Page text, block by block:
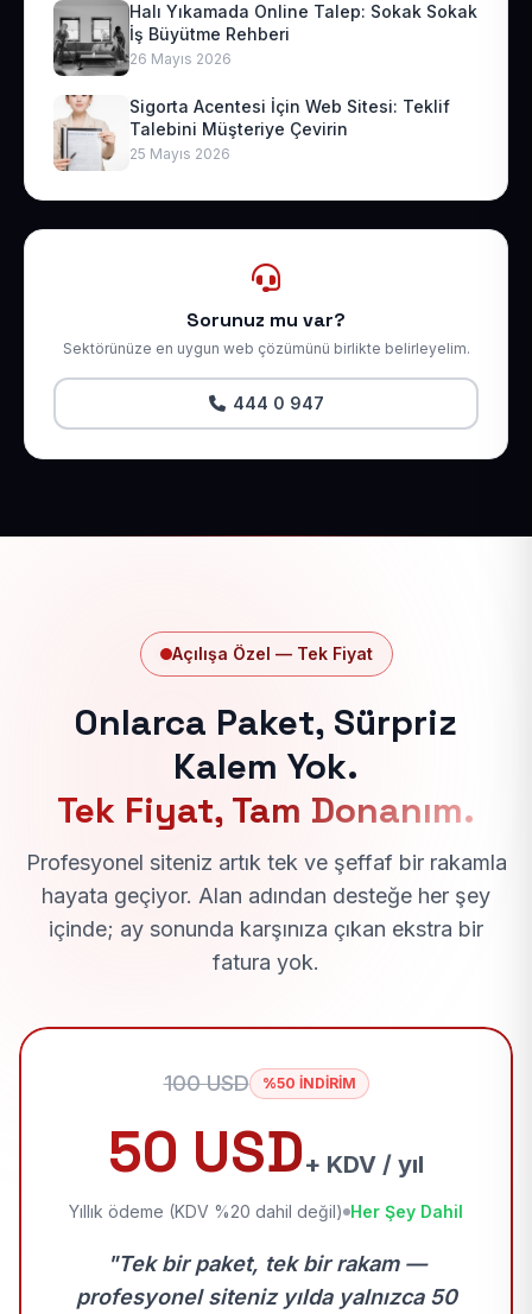
Halı Yıkamada Online Talep: Sokak Sokak
İş Büyütme Rehberi
26 Mayıs 2026
Sigorta Acentesi İçin Web Sitesi: Teklif
Talebini Müşteriye Çevirin
25 Mayıs 2026
Sorunuz mu var?
Sektörünüze en uygun web çözümünü birlikte belirleyelim.
444 0 947
Açılışa Özel — Tek Fiyat
Onlarca Paket, Sürpriz
Kalem Yok.
Tek Fiyat, Tam Donanım.
Profesyonel siteniz artık tek ve şeffaf bir rakamla
hayata geçiyor. Alan adından desteğe her şey
içinde; ay sonunda karşınıza çıkan ekstra bir
fatura yok.
100 USD %50 İNDİRİM
50 USD+ KDV / yıl
Yıllık ödeme (KDV %20 dahil değil) Her Şey Dahil
"Tek bir paket, tek bir rakam —
profesyonel siteniz yılda yalnızca 50